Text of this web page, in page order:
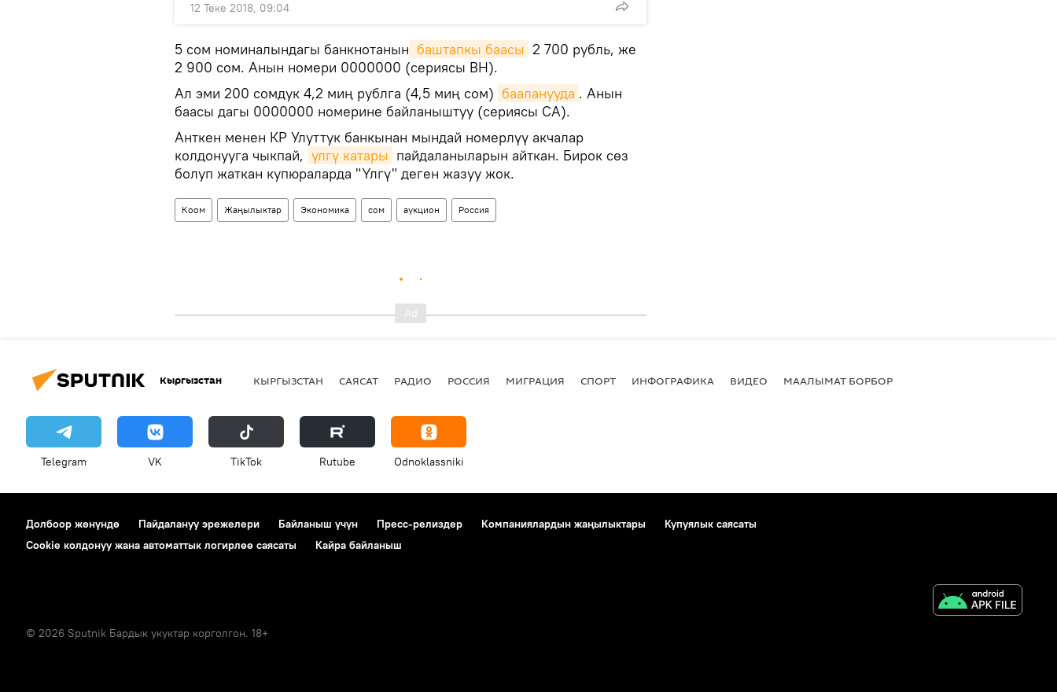
12 Теке 2018, 09:04
5 сом номиналындагы банкнотанын баштапкы баасы 2 700 рубль, же
2 900 сом. Анын номери 0000000 (сериясы BH).
Ал эми 200 сомдук 4,2 миң рублга (4,5 миң сом) бааланууда . Анын
баасы дагы 0000000 номерине байланыштуу (сериясы СА).
Анткен менен КР Улуттук банкынан мындай номерлүү акчалар
колдонууга чыкпай, үлгү катары пайдаланыларын айткан. Бирок сөз
болуп жаткан купюраларда "Үлгү" деген жазуу жок.
Коом Жаңылыктар Экономика сом аукцион Россия
Кыргызстан КЫРГЫЗСТАН САЯСАТ РАДИО РОССИЯ МИГРАЦИЯ СПОРТ ИНФОГРАФИКА ВИДЕО МААЛЫМАТ БОРБОР
Telegram VK ТikТоk Rutube Odnoklassniki
Долбоор жөнүндө Пайдалануу эрежелери Байланыш үчүн Пресс-релиздер Компаниялардын жаңылыктары
Купуялык саясаты
Cookie колдонуу жана автоматтык логирлөө саясаты
Кайра байланыш
© 2026 Sputnik Бардык укуктар корголгон. 18+